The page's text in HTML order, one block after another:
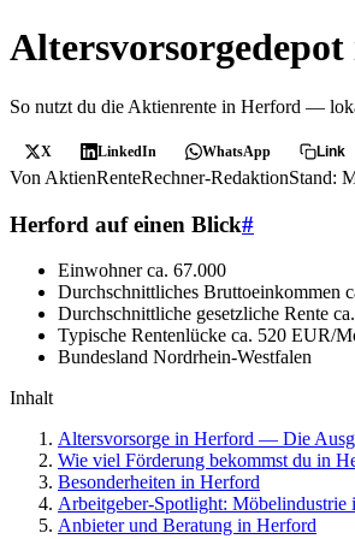
So nutzt du die Aktienrente in Herford —
X LinkedIn WhatsApp Link
Von AktienRenteRechner-RedaktionStand:
Herford auf einen Blick#
Einwohnerca. 67.000
Durchschnittliches Bruttoeinkommen
Durchschnittliche gesetzliche Rente
Typische Rentenlücke ca. 520 EUR/
Bundesland Nordrhein-Westfalen
Inhalt
Altersvorsorge in Herford — Die
Wie viel Förderung bekommst du in
Besonderheiten in Herford
Arbeitgeber-Spotlight: Möbelindustrie
Anbieter und Beratung in Herford